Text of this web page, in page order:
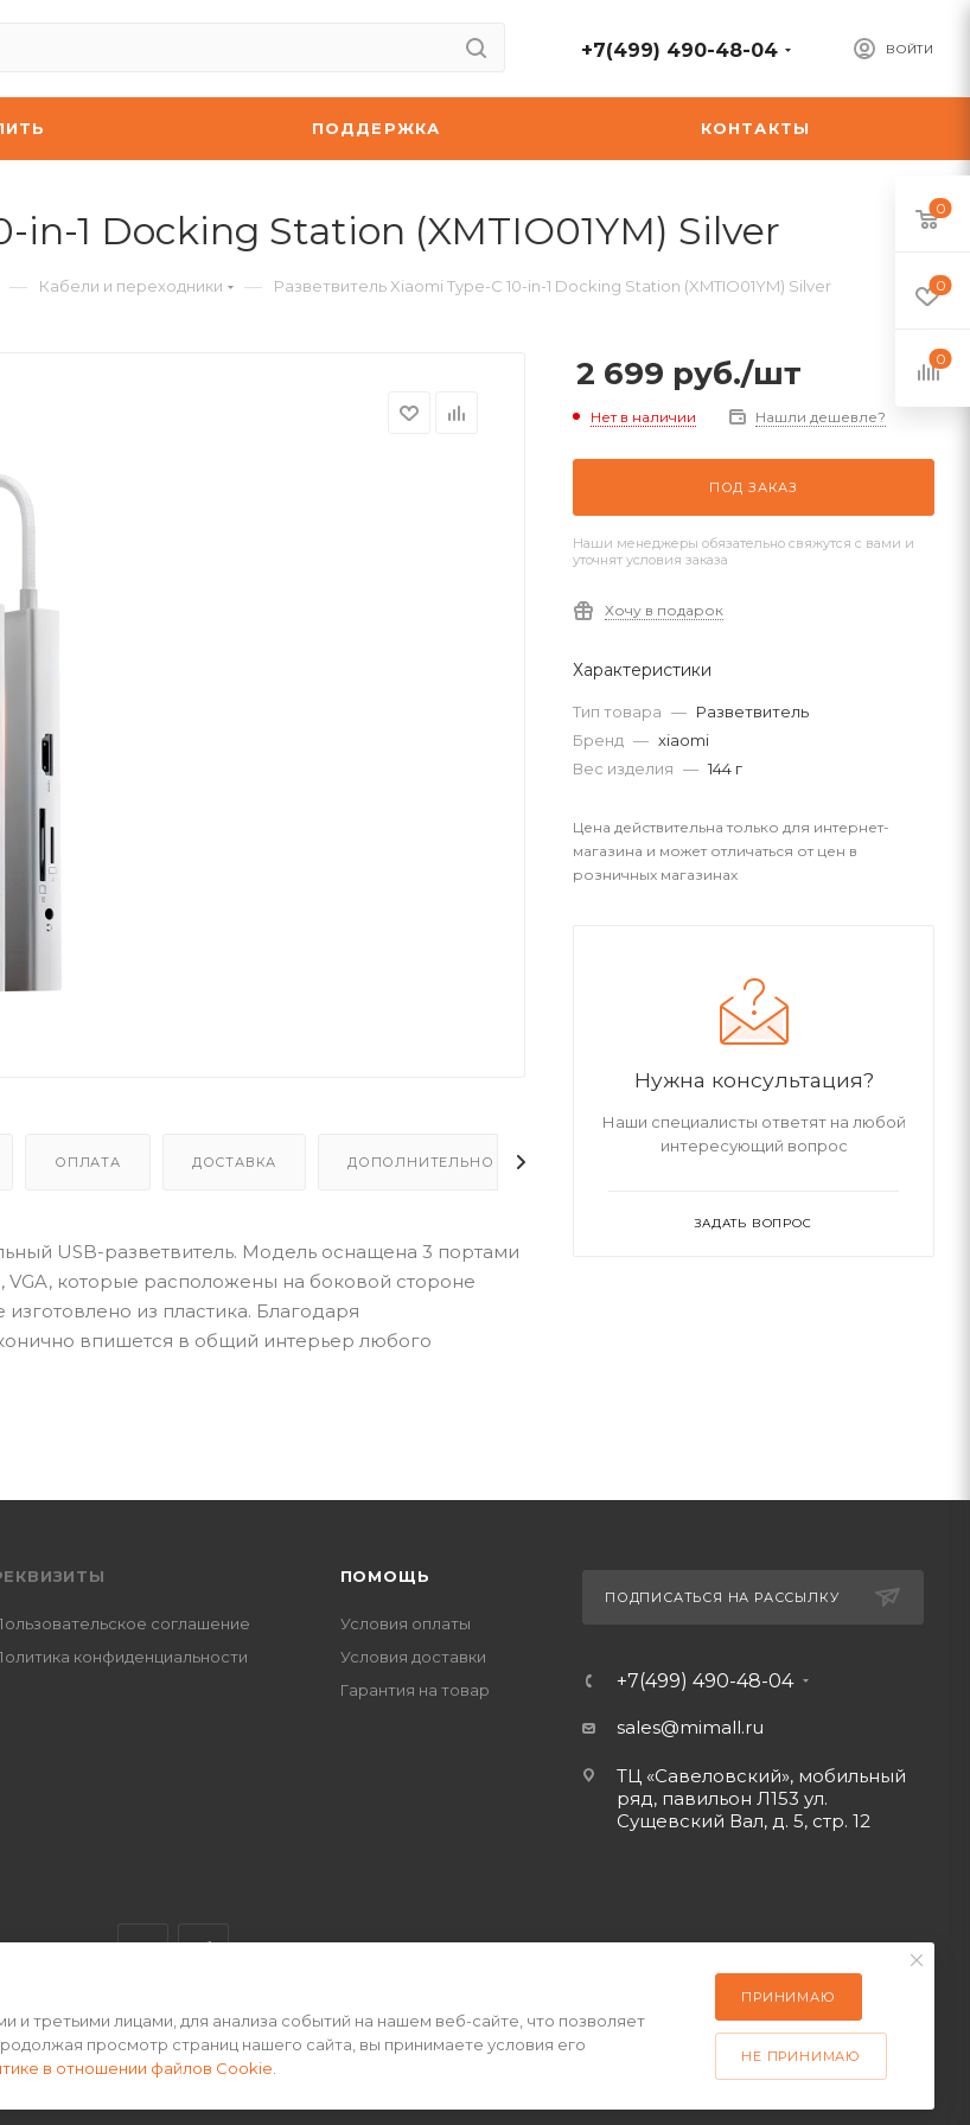
ВОЙТИ
+7(499) 490-48-04
ПОДДЕРЖКА КОНТАКТЫ
in-1 Docking Station (XMTIO01YM) Silver
— Кабели и переходники — Разветвитель Xiaomi Type-C 10-in-1 Docking Station (XMTIO01YM) Silver
ОПЛАТА ДОСТАВКА ДОПОЛНИТЕЛЬНО
USB-разветвитель. Модель оснащена 3 портами
VGA, которые расположены на боковой стороне
из пластика. Благодаря
впишется в общий интерьер любого
2 699 руб./шт
Нет в наличии Нашли дешевле?
ПОД ЗАКАЗ
Наши менеджеры обязательно свяжутся с вами и
уточнят условия заказа
Хочу в подарок
Характеристики
Тип товара — Разветвитель
Бренд — xiaomi
Вес изделия — 144 г
Цена действительна только для интернет-
магазина и может отличаться от цен в
розничных магазинах
Нужна консультация?
Наши специалисты ответят на любой
интересующий вопрос
ЗАДАТЬ ВОПРОС
соглашение
конфиденциальности
ПОМОЩЬ
Условия оплаты
Условия доставки
Гарантия на товар
ПОДПИСАТЬСЯ НА РАССЫЛКУ
+7(499) 490-48-04
sales@mimall.ru
ТЦ «Савеловский», мобильный
ряд, павильон Л153 ул.
Сущевский Вал, д. 5, стр. 12
г.
0
0
0
третьими лицами, для анализа событий на нашем веб-сайте, что позволяет
просмотр страниц нашего сайта, вы принимаете условия его
в отношении файлов Cookie
ПРИНИМАЮ
НЕ ПРИНИМАЮ